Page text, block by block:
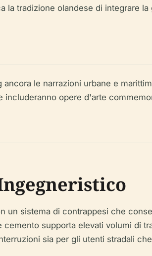
tradizione olandese di integrare
le narrazioni urbane e
opere d'arte
un sistema di contrappesi che
supporta elevati volumi di
sia per gli utenti stradali